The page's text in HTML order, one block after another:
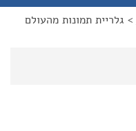
> גלריית תמונות מהעולם